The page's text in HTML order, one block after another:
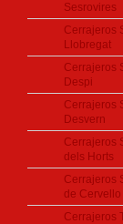
Sesrovires
Cerrajeros
Llobregat
Cerrajeros
Despi
Cerrajeros
Desvern
Cerrajeros
dels Horts
Cerrajeros
de Cervello
Cerrajeros